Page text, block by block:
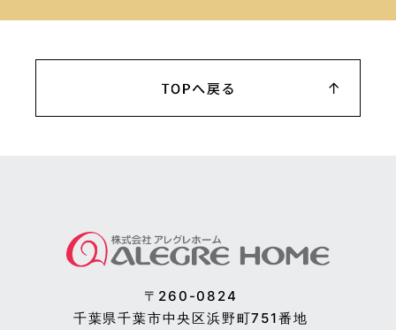
〒260-0824
千葉県千葉市中央区浜野町751番地